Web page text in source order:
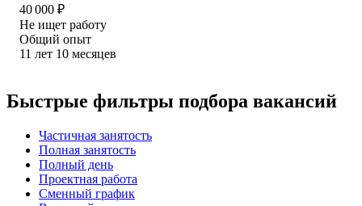
40 000 ₽
Не ищет работу
Общий опыт
11 лет 10 месяцев
Быстрые фильтры подбора вакансий
Частичная занятость
Полная занятость
Полный день
Проектная работа
Сменный график